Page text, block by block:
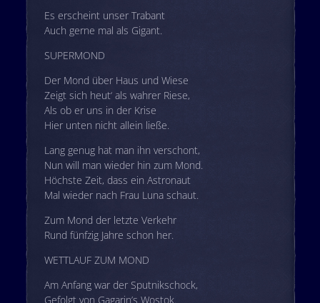
Es erscheint unser Trabant
Auch gerne mal als Gigant.
SUPERMOND
Der Mond über Haus und Wiese
Zeigt sich heut‘ als wahrer Riese,
Als ob er uns in der Krise
Hier unten nicht allein ließe.
Lang genug hat man ihn verschont,
Nun will man wieder hin zum Mond.
Höchste Zeit, dass ein Astronaut
Mal wieder nach Frau Luna schaut.
Zum Mond der letzte Verkehr
Rund fünfzig Jahre schon her.
WETTLAUF ZUM MOND
Am Anfang war der Sputnikschock,
Gefolgt von Gagarin’s Wostok.